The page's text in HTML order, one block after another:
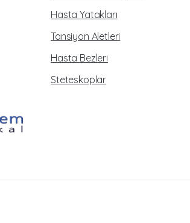
Hasta Yatakları
Tansiyon Aletleri
Hasta Bezleri
Steteskoplar